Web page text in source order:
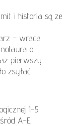
i historia są ze
– wraca
o
pierwszy
zsyłać
1-5
A-E.